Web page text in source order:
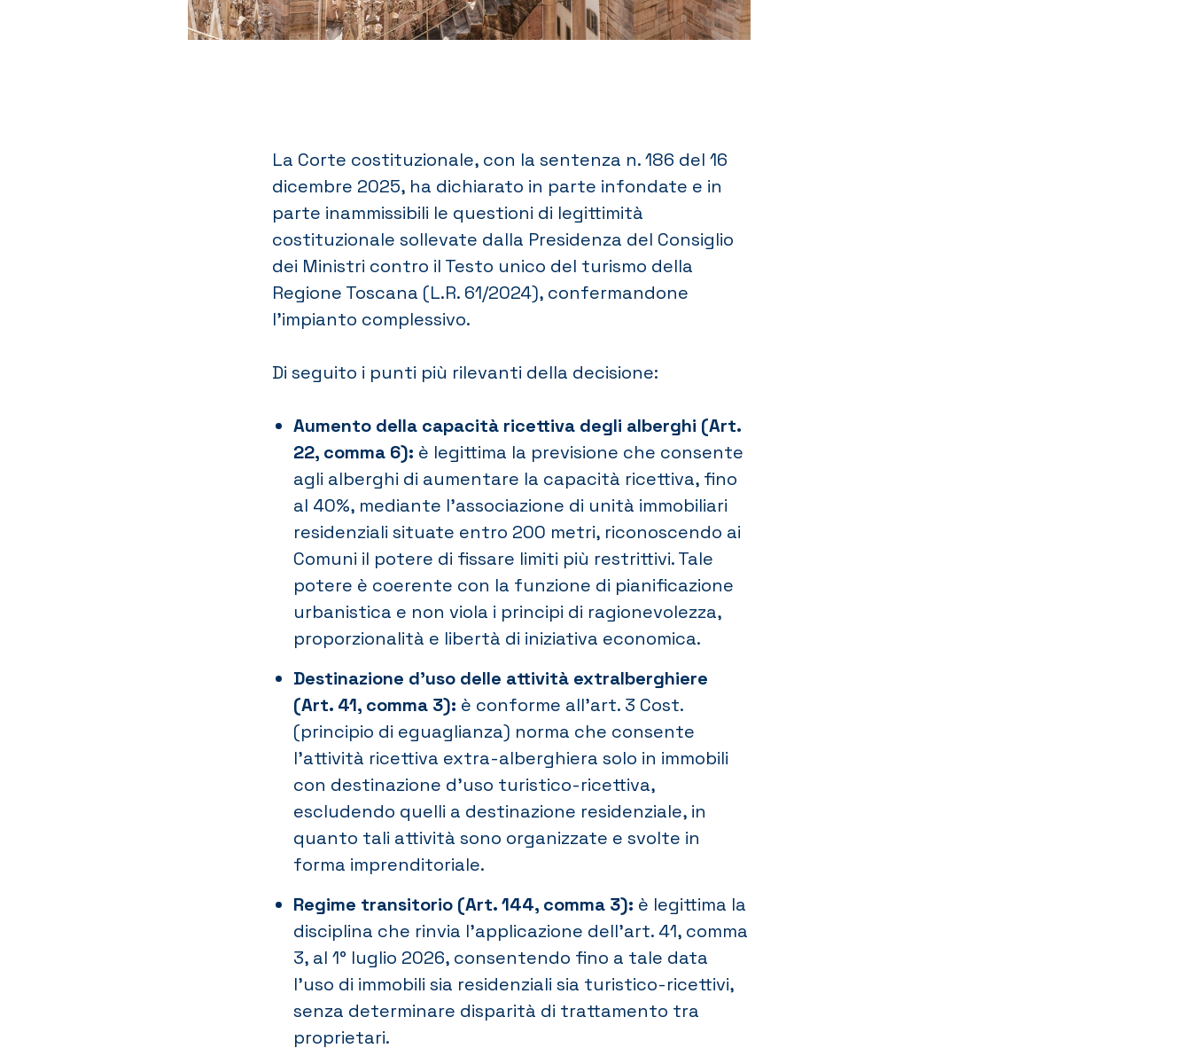
La Corte costituzionale, con la sentenza n. 186 del 16
dicembre 2025, ha dichiarato in parte infondate e in
parte inammissibili le questioni di legittimità
costituzionale sollevate dalla Presidenza del Consiglio
dei Ministri contro il Testo unico del turismo della
Regione Toscana (L.R. 61/2024), confermandone
l’impianto complessivo.
Di seguito i punti più rilevanti della decisione:
Aumento della capacità ricettiva degli alberghi (Art.
22, comma 6): è legittima la previsione che consente
agli alberghi di aumentare la capacità ricettiva, fino
al 40%, mediante l’associazione di unità immobiliari
residenziali situate entro 200 metri, riconoscendo ai
Comuni il potere di fissare limiti più restrittivi. Tale
potere è coerente con la funzione di pianificazione
urbanistica e non viola i principi di ragionevolezza,
proporzionalità e libertà di iniziativa economica.
Destinazione d’uso delle attività extralberghiere
(Art. 41, comma 3): è conforme all’art. 3 Cost.
(principio di eguaglianza) norma che consente
l’attività ricettiva extra-alberghiera solo in immobili
con destinazione d’uso turistico-ricettiva,
escludendo quelli a destinazione residenziale, in
quanto tali attività sono organizzate e svolte in
forma imprenditoriale.
Regime transitorio (Art. 144, comma 3): è legittima la
disciplina che rinvia l’applicazione dell’art. 41, comma
3, al 1° luglio 2026, consentendo fino a tale data
l’uso di immobili sia residenziali sia turistico-ricettivi,
senza determinare disparità di trattamento tra
proprietari.